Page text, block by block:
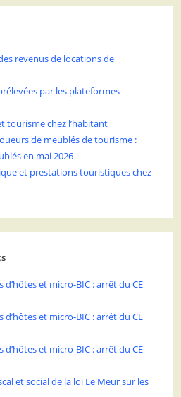
revenus de locations de
par les plateformes
tourisme chez l’habitant
de meublés de tourisme :
en mai 2026
et prestations touristiques chez
d’hôtes et micro-BIC : arrêt du CE
d’hôtes et micro-BIC : arrêt du CE
d’hôtes et micro-BIC : arrêt du CE
et social de la loi Le Meur sur les